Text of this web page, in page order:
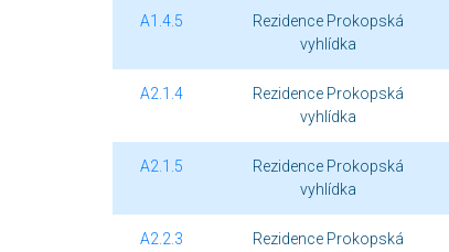
A1.4.5
Rezidence Prokopská
vyhlídka
A2.1.4
Rezidence Prokopská
vyhlídka
A2.1.5
Rezidence Prokopská
vyhlídka
A2.2.3
Rezidence Prokopská